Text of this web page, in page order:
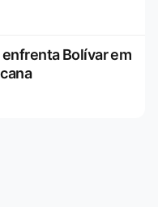
enfrenta Bolívar em